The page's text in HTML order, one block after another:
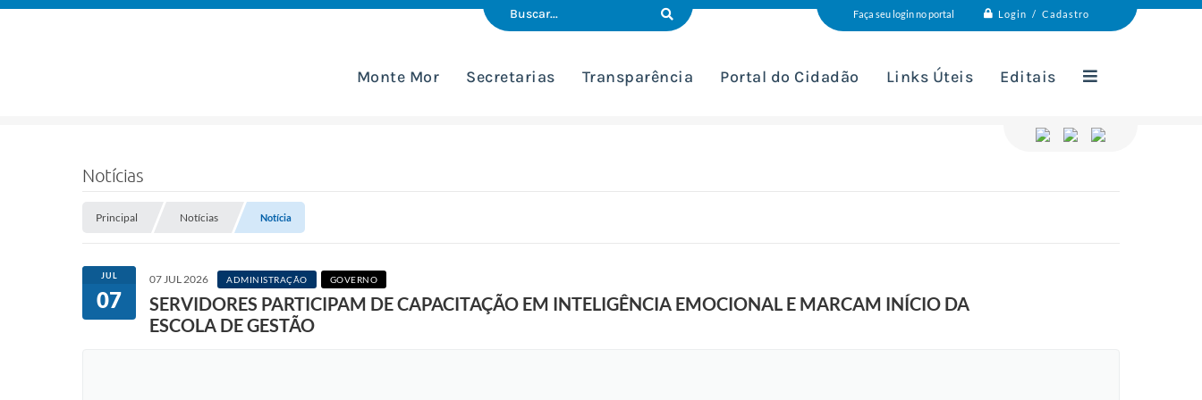
Faça seu login no portal Login / Cadastro
Monte Mor Secretarias Transparência Portal do Cidadão Links Úteis Editais
Notícias
Principal Notícias Notícia
JUL
07
07 JUL 2026 ADMINISTRAÇÃO GOVERNO
SERVIDORES PARTICIPAM DE CAPACITAÇÃO EM INTELIGÊNCIA EMOCIONAL E MARCAM INÍCIO DA
ESCOLA DE GESTÃO
r